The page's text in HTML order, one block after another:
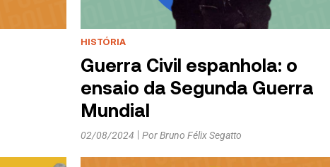
HISTÓRIA
Guerra Civil espanhola: o
ensaio da Segunda Guerra
Mundial
02/08/2024 PorBruno Félix Segatto